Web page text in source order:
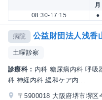
月
08:30-17:15
●
病院 公益財団法人浅香
土曜診察
診療科： 内科 糖尿病内科 呼吸
科 神経内科 緩和ケア内...
〒5900018 大阪府堺市堺区